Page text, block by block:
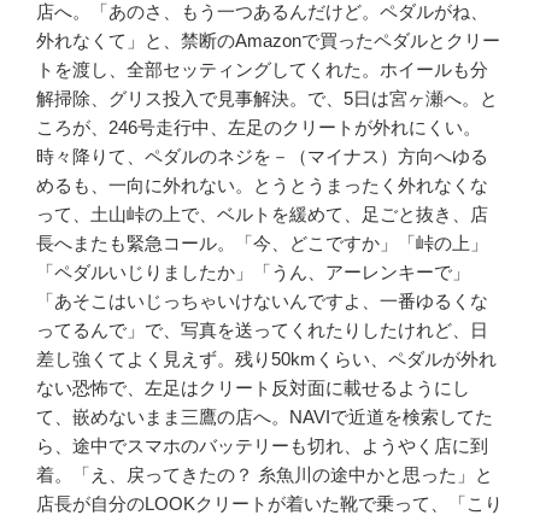
店へ。「あのさ、もう一つあるんだけど。ペダルがね、
外れなくて」と、禁断のAmazonで買ったペダルとクリー
トを渡し、全部セッティングしてくれた。ホイールも分
解掃除、グリス投入で見事解決。で、5日は宮ヶ瀬へ。と
ころが、246号走行中、左足のクリートが外れにくい。
時々降りて、ペダルのネジを－（マイナス）方向へゆる
めるも、一向に外れない。とうとうまったく外れなくな
って、土山峠の上で、ベルトを緩めて、足ごと抜き、店
長へまたも緊急コール。「今、どこですか」「峠の上」
「ペダルいじりましたか」「うん、アーレンキーで」
「あそこはいじっちゃいけないんですよ、一番ゆるくな
ってるんで」で、写真を送ってくれたりしたけれど、日
差し強くてよく見えず。残り50kmくらい、ペダルが外れ
ない恐怖で、左足はクリート反対面に載せるようにし
て、嵌めないまま三鷹の店へ。NAVIで近道を検索してた
ら、途中でスマホのバッテリーも切れ、ようやく店に到
着。「え、戻ってきたの？ 糸魚川の途中かと思った」と
店長が自分のLOOKクリートが着いた靴で乗って、「こり